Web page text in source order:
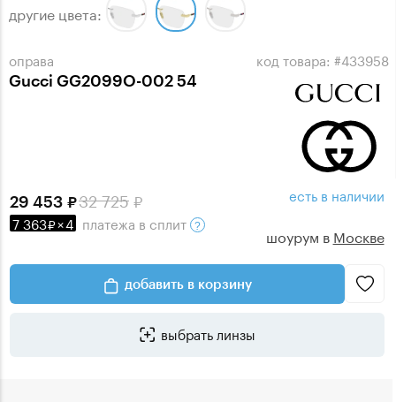
оправа
Gucci GG2099O-002 54
код товара: #433958
другие цвета:
32 725
29 453
7 363 ×4 платежа в сплит
есть в наличии
шоурум в Москве
добавить в корзину
выбрать линзы